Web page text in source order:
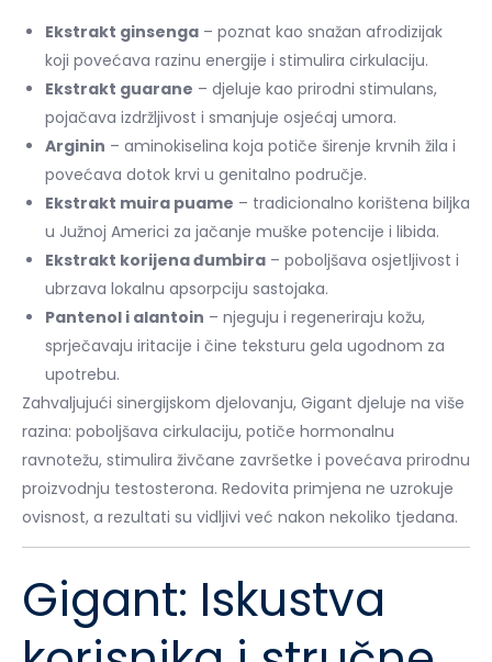
Ekstrakt ginsenga – poznat kao snažan afrodizijak
koji povećava razinu energije i stimulira cirkulaciju.
Ekstrakt guarane – djeluje kao prirodni stimulans,
pojačava izdržljivost i smanjuje osjećaj umora.
Arginin – aminokiselina koja potiče širenje krvnih žila i
povećava dotok krvi u genitalno područje.
Ekstrakt muira puame – tradicionalno korištena biljka
u Južnoj Americi za jačanje muške potencije i libida.
Ekstrakt korijena đumbira – poboljšava osjetljivost i
ubrzava lokalnu apsorpciju sastojaka.
Pantenol i alantoin – njeguju i regeneriraju kožu,
sprječavaju iritacije i čine teksturu gela ugodnom za
upotrebu.
Zahvaljujući sinergijskom djelovanju, Gigant djeluje na više
razina: poboljšava cirkulaciju, potiče hormonalnu
ravnotežu, stimulira živčane završetke i povećava prirodnu
proizvodnju testosterona. Redovita primjena ne uzrokuje
ovisnost, a rezultati su vidljivi već nakon nekoliko tjedana.
Gigant: Iskustva